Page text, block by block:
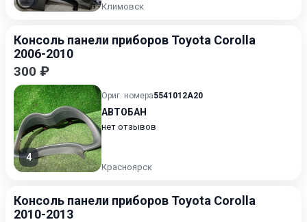
Климовск
Консоль панели приборов Toyota Corolla
2006-2010
300 ₽
4
Ориг. номера5541012A20
АВТОБАН
нет отзывов
Красноярск
Консоль панели приборов Toyota Corolla
2010-2013